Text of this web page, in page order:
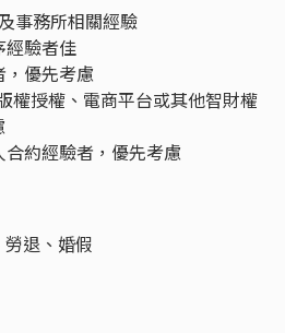
事務所相關經驗
經驗者佳
優先考慮
權授權、電商平台或其他智財權
約經驗者，優先考慮
退、婚假